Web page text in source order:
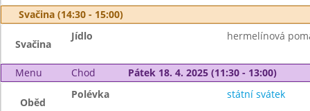
Svačina (14:30 - 15:00)
Svačina
Jídlo hermelínová
Menu Chod Pátek 18. 4. 2025 (11:30 - 13:00)
Oběd
Polévka státní svátek